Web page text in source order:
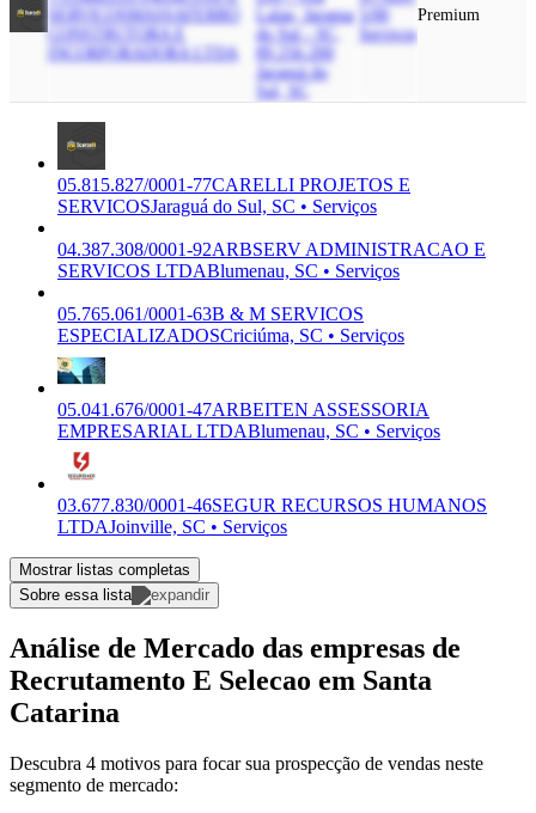
MASSAFERRO
CONSTRUTORA E
INCORPORADORA LTDA
Lalau, Jaragua
do Sul - SC,
89.256-200
Jaraguá do
Sul, SC
5/00
Serviços
Premium
05.815.827/0001-77CARELLI PROJETOS E
SERVICOSJaraguá do Sul, SC • Serviços
04.387.308/0001-92ARBSERV ADMINISTRACAO E
SERVICOS LTDABlumenau, SC • Serviços
05.765.061/0001-63B & M SERVICOS
ESPECIALIZADOSCriciúma, SC • Serviços
05.041.676/0001-47ARBEITEN ASSESSORIA
EMPRESARIAL LTDABlumenau, SC • Serviços
03.677.830/0001-46SEGUR RECURSOS HUMANOS
LTDAJoinville, SC • Serviços
Mostrar listas completas
Sobre essa lista
Análise de Mercado das empresas de
Recrutamento E Selecao em Santa
Catarina
Descubra 4 motivos para focar sua prospecção de vendas neste
segmento de mercado: